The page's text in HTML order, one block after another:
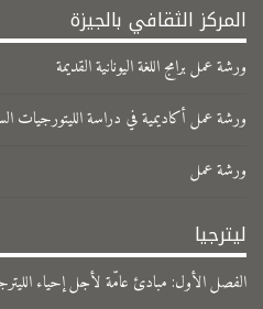
المركز الثقافي بالجيزة
ورشة عمل برامج اللغة اليونانية القديمة
ورشة عمل أكاديمية في دراسة الليتورجيات
ورشة عمل
ليترجيا
الفصل الأول: مبادئ عامّة لأجل إحياء